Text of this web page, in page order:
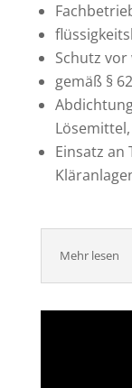
Schutz
gemäß §
Einsatz an
Mehr lesen